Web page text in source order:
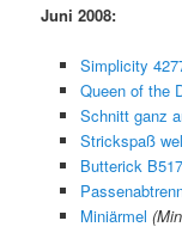
Juni 2008:
Simplicity
Queen of the
Schnitt ganz
Strickspaß
Butterick
Miniärmel